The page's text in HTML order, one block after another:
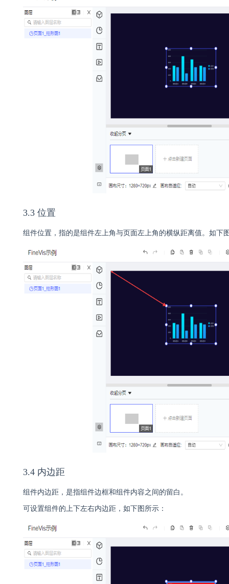
3.3 位置
组件位置，指的是组件左上角与页面左上角的横纵距离值。如下
3.4 内边距
组件内边距，是指组件边框和组件内容之间的留白。
可设置组件的上下左右内边距，如下图所示：